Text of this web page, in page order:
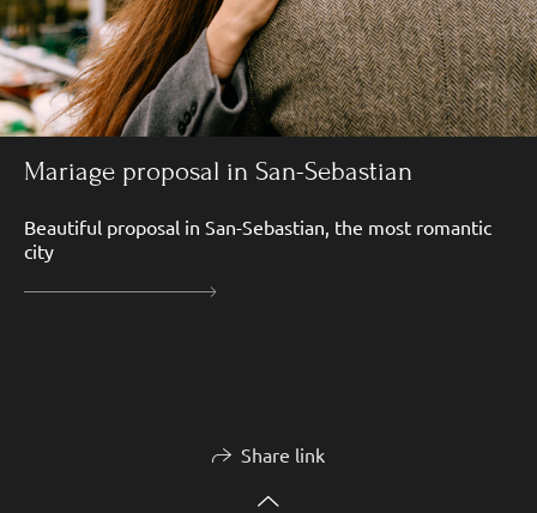
Mariage proposal in San-Sebastian
Beautiful proposal in San-Sebastian, the most romantic
city
Share link